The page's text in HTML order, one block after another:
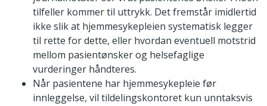
tilfeller kommer til uttrykk. Det fremstår imidlertid
ikke slik at hjemmesykepleien systematisk legger
til rette for dette, eller hvordan eventuell motstrid
mellom pasientønsker og helsefaglige
vurderinger håndteres.
Når pasientene har hjemmesykepleie før
innleggelse, vil tildelingskontoret kun unntaksvis